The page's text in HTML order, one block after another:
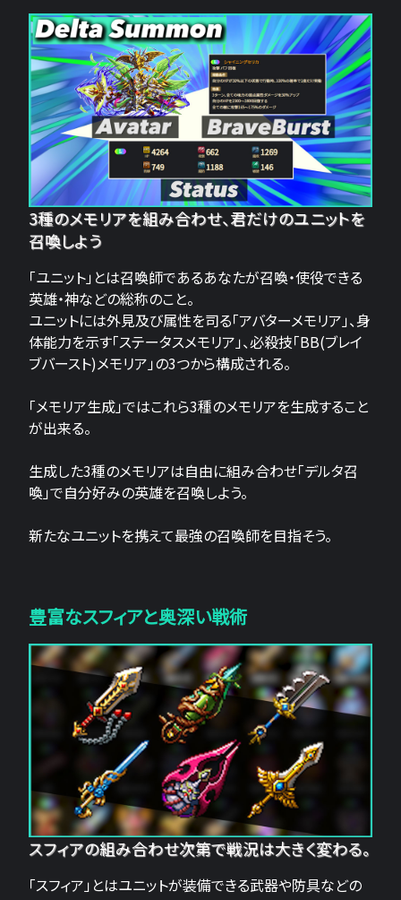
3種のメモリアを組み合わせ、君だけのユニットを
召喚しよう
「ユニット」とは召喚師であるあなたが召喚・使役できる
英雄・神などの総称のこと。
ユニットには外見及び属性を司る「アバターメモリア」、身
体能力を示す「ステータスメモリア」、必殺技「BB(ブレイ
ブバースト)メモリア」の3つから構成される。
「メモリア生成」ではこれら3種のメモリアを生成すること
が出来る。
生成した3種のメモリアは自由に組み合わせ「デルタ召
喚」で自分好みの英雄を召喚しよう。
新たなユニットを携えて最強の召喚師を目指そう。
豊富なスフィアと奥深い戦術
スフィアの組み合わせ次第で戦況は大きく変わる。
「スフィア」とはユニットが装備できる武器や防具などの